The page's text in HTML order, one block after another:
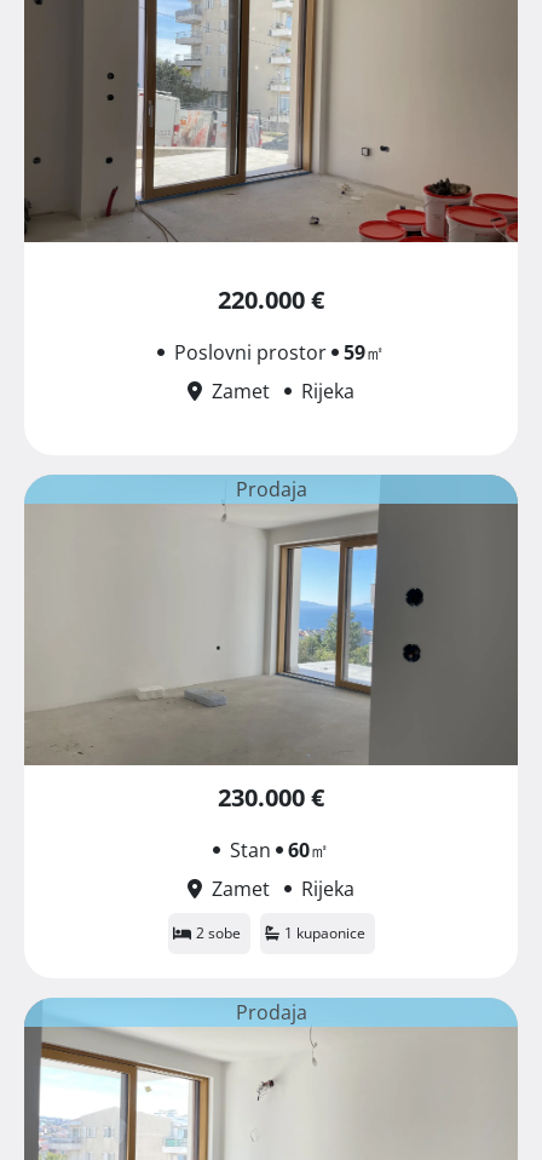
220.000 €
Poslovni prostor 59㎡
Zamet
Rijeka
Prodaja
230.000 €
Stan 60㎡
Zamet
Rijeka
2 sobe 1 kupaonice
Prodaja